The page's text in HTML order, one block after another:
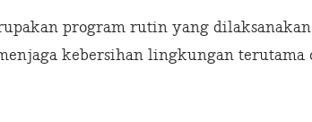
program rutin yang
kebersihan lingkungan